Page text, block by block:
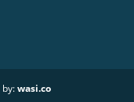
by:wasi.co